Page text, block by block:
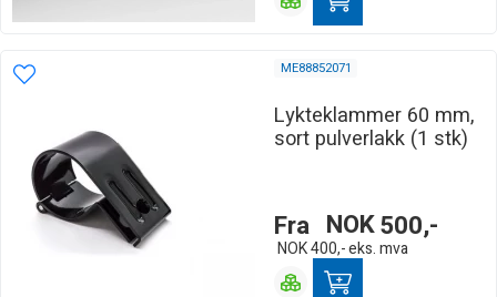
ME88852071
Lykteklammer 60 mm,
sort pulverlakk (1 stk)
Fra NOK500,-
NOK400,-eks. mva